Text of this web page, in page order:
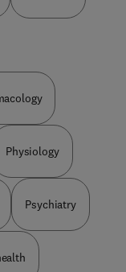
Physiology
Psychiatry